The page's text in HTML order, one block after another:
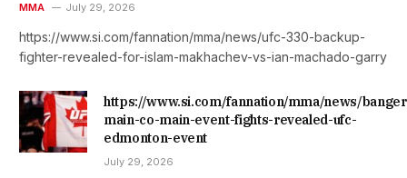
MMA July 29, 2026
https://www.si.com/fannation/mma/news/ufc-330-backup-
fighter-revealed-for-islam-makhachev-vs-ian-machado-garry
https://www.si.com/fannation/mma/news/
main-co-main-event-fights-revealed-ufc-
edmonton-event
July 29, 2026